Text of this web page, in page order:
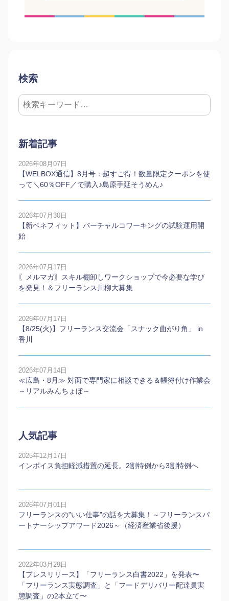
検索
新着記事
2026年08月07日
【WELBOX通信】8月号：超すご得！数量限定クーポンを使
って＼60％OFF／で購入♪島原手延そうめん♪
2026年07月30日
【新ベネフィット】バーチャルコワーキングの試験運用開
始
2026年07月17日
〖メルマガ〗スキル棚卸しワークショップで今必要な学び
を発見！＆フリーランス川柳大募集
2026年07月17日
【8/25(火)】フリーランス交流会「スナック曲がり角」 in
香川
2026年07月14日
≪広島・8月≫ 対面で専門家に相談できる＆帳簿付け作業会
～リアルみんちょぼ～
人気記事
2025年12月17日
インボイス負担軽減措置の延長。2割特例から3割特例へ
2026年07月01日
フリーランスの”いい仕事”の話を大募集！～フリーランスパ
ートナーシップアワード2026～（経済産業省後援）
2022年03月29日
【プレスリリース】「フリーランス白書2022」を発表〜
「フリーランス実態調査」と「フードデリバリー配達員実
態調査」の2本⽴て〜